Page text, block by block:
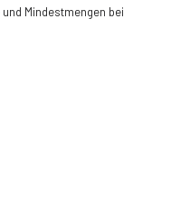
Mindestmengen bei